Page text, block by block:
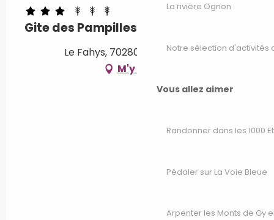
La rivière Ognon
Notre sélection d'activités
Vous allez aimer
Randonner dans les 1000
Pédaler sur La Voie Bleue
Arpenter les Monts de Gy
Gite des Pampilles
Le Fahys, 70280 Saint-Bresson
M'y rendre